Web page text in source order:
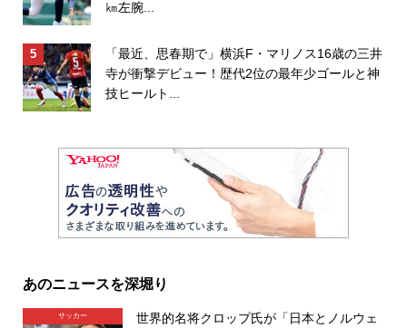
㎞左腕...
「最近、思春期で」横浜F・マリノス16歳の三井
寺が衝撃デビュー！歴代2位の最年少ゴールと神
技ヒールト...
あのニュースを深堀り
サッカー
世界的名将クロップ氏が「日本とノルウェ